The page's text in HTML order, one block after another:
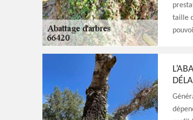
taille